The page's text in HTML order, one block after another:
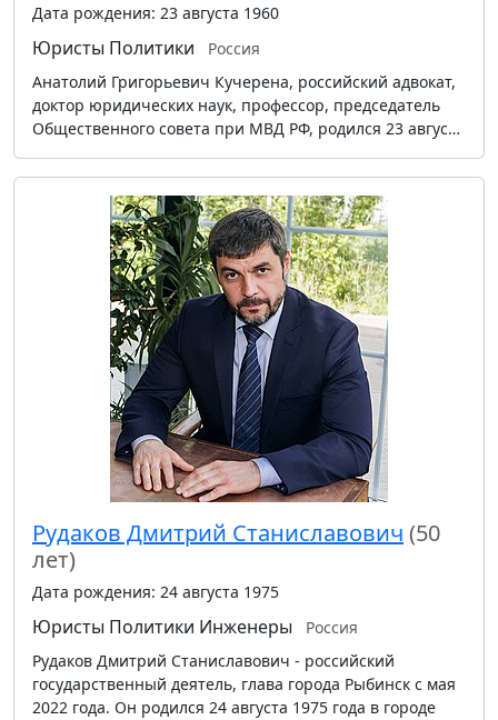
Дата рождения: 23 августа 1960
Юристы Политики
Россия
Анатолий Григорьевич Кучерена, российский адвокат,
доктор юридических наук, профессор, председатель
Общественного совета при МВД РФ, родился 23 авгус…
Рудаков Дмитрий Станиславович (50
лет)
Дата рождения: 24 августа 1975
Юристы Политики Инженеры
Россия
Рудаков Дмитрий Станиславович - российский
государственный деятель, глава города Рыбинск с мая
2022 года. Он родился 24 августа 1975 года в городе